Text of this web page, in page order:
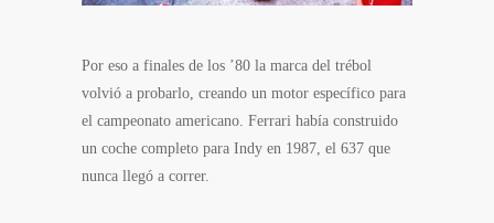
Por eso a finales de los ’80 la marca del trébol
volvió a probarlo, creando un motor específico para
el campeonato americano. Ferrari había construido
un coche completo para Indy en 1987, el 637 que
nunca llegó a correr.